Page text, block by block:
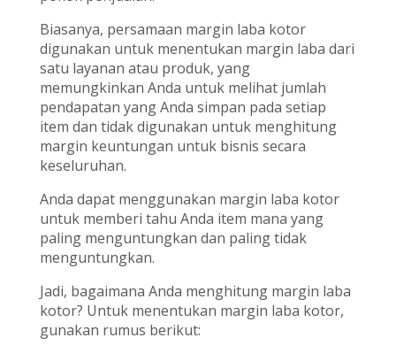
Biasanya, persamaan margin laba kotor
digunakan untuk menentukan margin laba dari
satu layanan atau produk, yang
memungkinkan Anda untuk melihat jumlah
pendapatan yang Anda simpan pada setiap
item dan tidak digunakan untuk menghitung
margin keuntungan untuk bisnis secara
keseluruhan.
Anda dapat menggunakan margin laba kotor
untuk memberi tahu Anda item mana yang
paling menguntungkan dan paling tidak
menguntungkan.
Jadi, bagaimana Anda menghitung margin laba
kotor? Untuk menentukan margin laba kotor,
gunakan rumus berikut: